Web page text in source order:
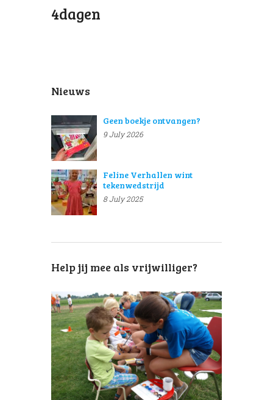
4dagen
Nieuws
Geen boekje ontvangen?
9 July 2026
Feline Verhallen wint
tekenwedstrijd
8 July 2025
Help jij mee als vrijwilliger?